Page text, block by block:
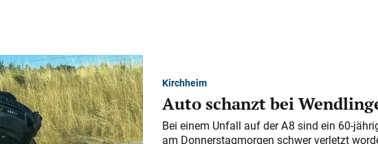
Kirchheim
Auto schanzt bei
Bei einem Unfall auf der A 8 sind ein 60-
am Donnerstagmorgen schwer verletzt